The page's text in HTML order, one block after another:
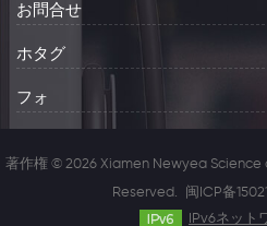
お問合せ
ホタグ
フォ
著作権 © 2026 Xiamen Newyea Science
Reserved.
闽ICP备
IPv6ネット